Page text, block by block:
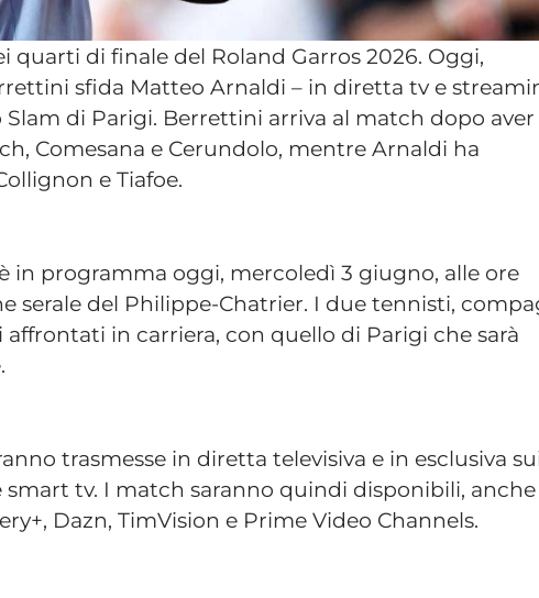
quarti di finale del Roland Garros 2026. Oggi,
sfida Matteo Arnaldi – in diretta tv e
di Parigi. Berrettini arriva al match dopo aver
Comesana e Cerundolo, mentre Arnaldi ha
e Tiafoe.
in programma oggi, mercoledì 3 giugno, alle ore
serale del Philippe-Chatrier. I due tennisti,
affrontati in carriera, con quello di Parigi che sarà
trasmesse in diretta televisiva e in esclusiva
tv. I match saranno quindi disponibili, anche
Dazn, TimVision e Prime Video Channels.